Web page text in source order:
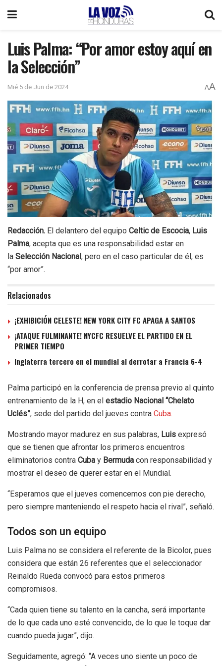
Luis Palma: “Por amor estoy aquí en
la Selección”
Mié 5 de Jun de 2024 AA
Redacción. El delantero del equipo Celtic de Escocia, Luis
Palma, acepta que es una responsabilidad estar en
la Selección Nacional, pero en el caso particular de él, es
“por amor”.
Relacionados
¡EXHIBICIÓN CELESTE! NEW YORK CITY FC APAGA A SANTOS
¡ATAQUE FULMINANTE! NYCFC RESUELVE EL PARTIDO EN EL
PRIMER TIEMPO
Inglaterra tercero en el mundial al derrotar a Francia 6-4
Palma participó en la conferencia de prensa previo al quinto
entrenamiento de la H, en el estadio Nacional “Chelato
Uclés”, sede del partido del jueves contra Cuba.
Mostrando mayor madurez en sus palabras, Luis expresó
que se tienen que afrontar los primeros encuentros
eliminatorios contra Cuba y Bermuda con responsabilidad y
mostrar el deseo de querer estar en el Mundial.
“Esperamos que el jueves comencemos con pie derecho,
pero siempre manteniendo el respeto hacia el rival”, señaló.
Todos son un equipo
Luis Palma no se considera el referente de la Bicolor, pues
considera que están 26 referentes que el seleccionador
Reinaldo Rueda convocó para estos primeros
compromisos.
“Cada quien tiene su talento en la cancha, será importante
de lo que cada uno esté convencido, de lo que le toque dar
cuando pueda jugar”, dijo.
Seguidamente, agregó: “A veces uno siente un poco de